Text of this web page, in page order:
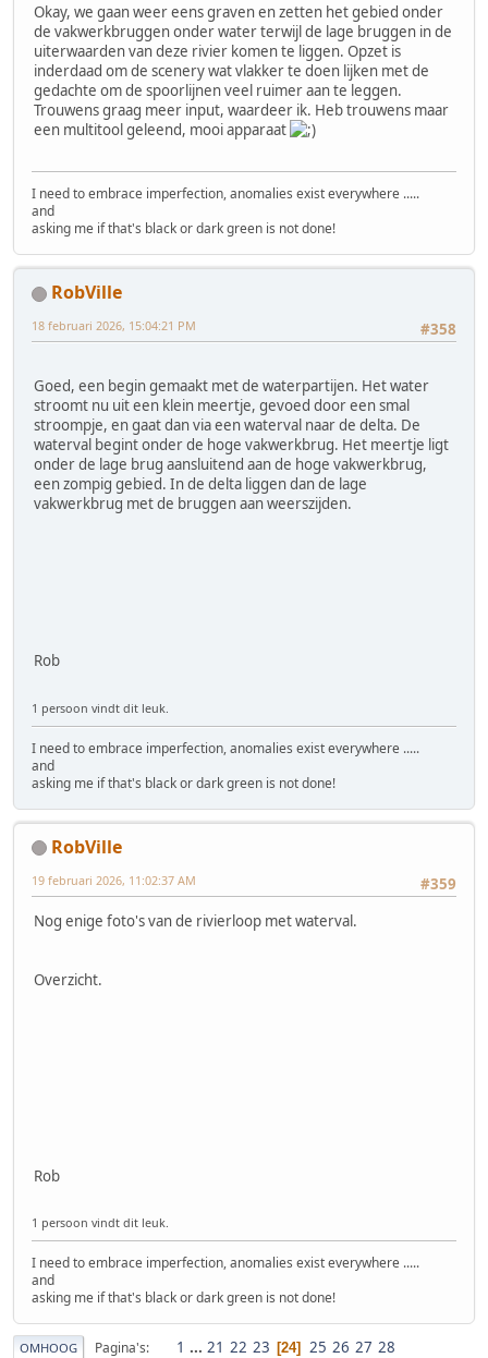
Okay, we gaan weer eens graven en zetten het gebied onder
de vakwerkbruggen onder water terwijl de lage bruggen in de
uiterwaarden van deze rivier komen te liggen. Opzet is
inderdaad om de scenery wat vlakker te doen lijken met de
gedachte om de spoorlijnen veel ruimer aan te leggen.
Trouwens graag meer input, waardeer ik. Heb trouwens maar
een multitool geleend, mooi apparaat
I need to embrace imperfection, anomalies exist everywhere .....
and
asking me if that's black or dark green is not done!
RobVille
#358
18 februari 2026, 15:04:21 PM
Goed, een begin gemaakt met de waterpartijen. Het water
stroomt nu uit een klein meertje, gevoed door een smal
stroompje, en gaat dan via een waterval naar de delta. De
waterval begint onder de hoge vakwerkbrug. Het meertje ligt
onder de lage brug aansluitend aan de hoge vakwerkbrug,
een zompig gebied. In de delta liggen dan de lage
vakwerkbrug met de bruggen aan weerszijden.
Rob
1 persoon vindt dit leuk.
I need to embrace imperfection, anomalies exist everywhere .....
and
asking me if that's black or dark green is not done!
RobVille
#359
19 februari 2026, 11:02:37 AM
Nog enige foto's van de rivierloop met waterval.
Overzicht.
Rob
1 persoon vindt dit leuk.
I need to embrace imperfection, anomalies exist everywhere .....
and
asking me if that's black or dark green is not done!
OMHOOG Pagina's 1 ... 21 22 23 24 25 26 27 28